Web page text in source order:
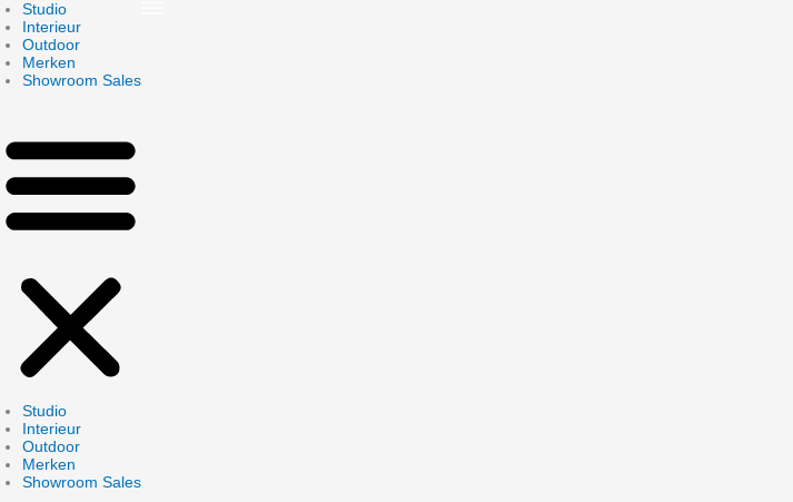
Skip
to
content
Studio
Interieur
Outdoor
Merken
Showroom Sales
Studio
Interieur
Outdoor
Merken
Showroom Sales